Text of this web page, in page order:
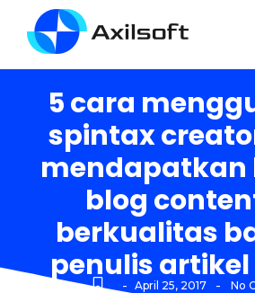
5 cara
spintax
mendapatkan
blog
berkualitas
penulis
- April 25, 2017 - No